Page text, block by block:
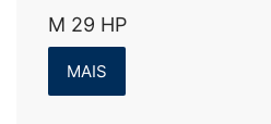
M 29 HP
MAIS